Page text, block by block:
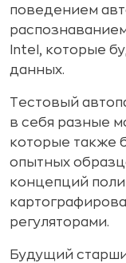
поведением
Intel, которые
данных.
Тестовый
в себя разные
которые также
опытных
концепций
регуляторами.
Будущий